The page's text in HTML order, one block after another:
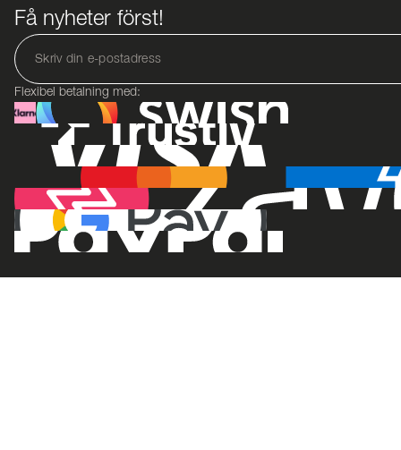
Få nyheter först!
Flexibel betalning med: